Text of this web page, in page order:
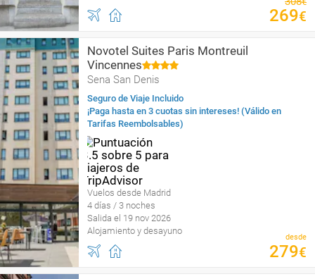
269€
Novotel Suites Paris Montreuil
Vincennes
Sena San Denis
Seguro de Viaje Incluido
¡Paga hasta en 3 cuotas sin intereses! (Válido en
Tarifas Reembolsables)
Vuelos desde Madrid
4 días / 3 noches
Salida el 19 nov 2026
Alojamiento y desayuno
desde
279€